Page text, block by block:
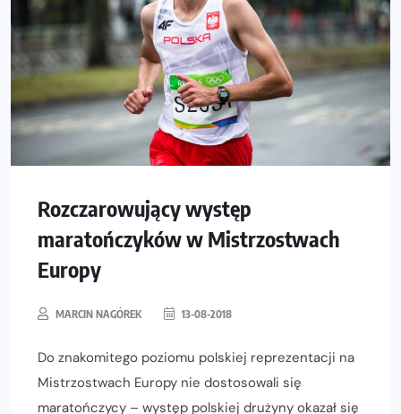
Rozczarowujący występ
maratończyków w Mistrzostwach
Europy
MARCIN NAGÓREK 13-08-2018
Do znakomitego poziomu polskiej reprezentacji na
Mistrzostwach Europy nie dostosowali się
maratończycy – występ polskiej drużyny okazał się